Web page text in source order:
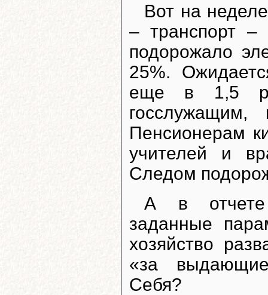
Вот на
– транспорт
подорожало
25%.
еще в 1,5
Пенсионерам
учителей и
Следом
А в отчете
заданные
хозяйство
«за
Себя?